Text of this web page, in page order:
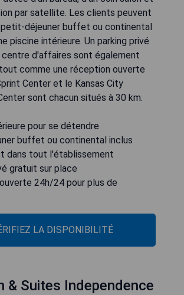
par satellite. Les clients peuvent
déjeuner buffet ou continental
piscine intérieure. Un parking privé
d'affaires sont également
comme une réception ouverte
Center et le Kansas City
sont chacun situés à 30 km.
pour se détendre
buffet ou continental inclus
dans tout l'établissement
gratuit sur place
24h/24 pour plus de
LA DISPONIBILITÉ
& Suites Independence